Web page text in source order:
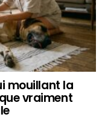
mouillant la
vraiment